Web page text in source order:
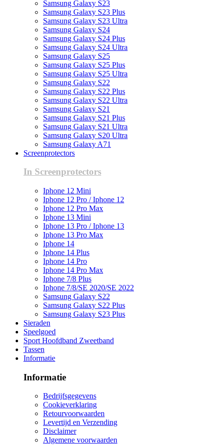
Samsung Galaxy S23
Samsung Galaxy S23 Plus
Samsung Galaxy S23 Ultra
Samsung Galaxy S24
Samsung Galaxy S24 Plus
Samsung Galaxy S24 Ultra
Samsung Galaxy S25
Samsung Galaxy S25 Plus
Samsung Galaxy S25 Ultra
Samsung Galaxy S22
Samsung Galaxy S22 Plus
Samsung Galaxy S22 Ultra
Samsung Galaxy S21
Samsung Galaxy S21 Plus
Samsung Galaxy S21 Ultra
Samsung Galaxy S20 Ultra
Samsung Galaxy A71
Screenprotectors
In Screenprotectors
Iphone 12 Mini
Iphone 12 Pro / Iphone 12
Iphone 12 Pro Max
Iphone 13 Mini
Iphone 13 Pro / Iphone 13
Iphone 13 Pro Max
Iphone 14
Iphone 14 Plus
Iphone 14 Pro
Iphone 14 Pro Max
Iphone 7/8 Plus
Iphone 7/8/SE 2020/SE 2022
Samsung Galaxy S22
Samsung Galaxy S22 Plus
Samsung Galaxy S23 Plus
Sieraden
Speelgoed
Sport Hoofdband Zweetband
Tassen
Informatie
Informatie
Bedrijfsgegevens
Cookieverklaring
Retourvoorwaarden
Levertijd en Verzending
Disclaimer
Algemene voorwaarden